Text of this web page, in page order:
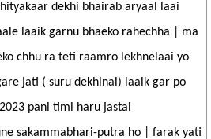
dekhi bhairab aryaal laai
laaik garnu bhaeko rahechha | ma
chhu ra teti raamro lekhnelaai yo
jati ( suru dekhinai) laaik gar po
pani timi haru jastai
sakammabhari-putra ho | farak yati